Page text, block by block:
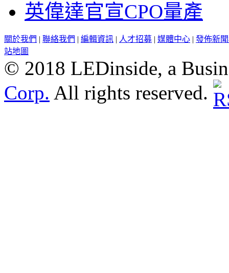
英偉達官宣CPO量產
關於我們 | 聯絡我們 | 編輯資訊 | 人才招募 | 媒體中心 | 發佈新
站地圖
© 2018 LEDinside, a
Corp. All rights reserved.